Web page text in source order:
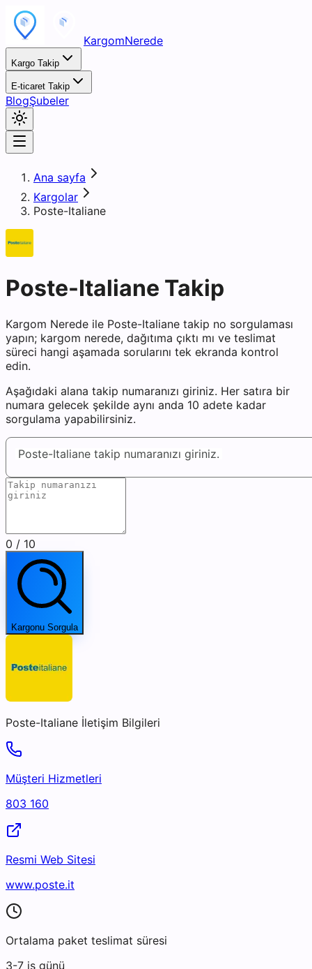
KargomNerede
Kargo Takip
E-ticaret Takip
BlogŞubeler
Ana sayfa
Kargolar
Poste-Italiane
Poste-Italiane Takip
Kargom Nerede ile Poste-Italiane takip no sorgulaması
yapın; kargom nerede, dağıtıma çıktı mı ve teslimat
süreci hangi aşamada sorularını tek ekranda kontrol
edin.
Aşağıdaki alana takip numaranızı giriniz. Her satıra bir
numara gelecek şekilde aynı anda 10 adete kadar
sorgulama yapabilirsiniz.
Poste-Italiane takip numaranızı giriniz.
0 / 10
Kargonu Sorgula
Poste-Italiane İletişim Bilgileri
Müşteri Hizmetleri
803 160
Resmi Web Sitesi
www.poste.it
Ortalama paket teslimat süresi
3-7 iş günü